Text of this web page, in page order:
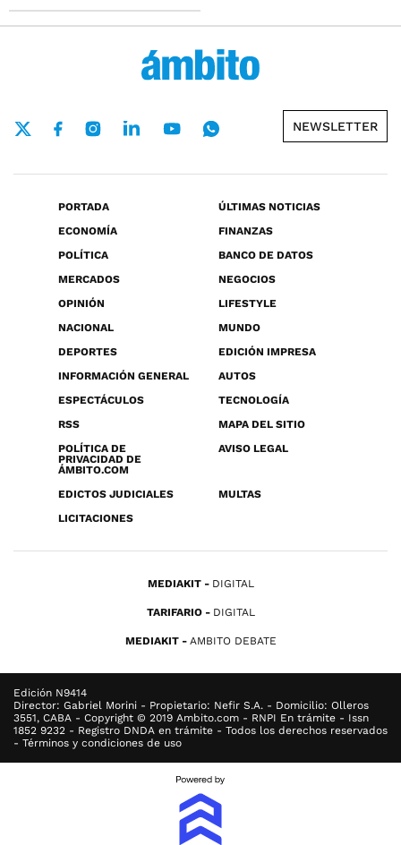
NEWSLETTER
PORTADA
ÚLTIMAS NOTICIAS
ECONOMÍA
FINANZAS
POLÍTICA
BANCO DE DATOS
MERCADOS
NEGOCIOS
OPINIÓN
LIFESTYLE
NACIONAL
MUNDO
DEPORTES
EDICIÓN IMPRESA
INFORMACIÓN GENERAL
AUTOS
ESPECTÁCULOS
TECNOLOGÍA
RSS
MAPA DEL SITIO
POLÍTICA DE
PRIVACIDAD DE
ÁMBITO.COM
AVISO LEGAL
EDICTOS JUDICIALES
MULTAS
LICITACIONES
MEDIAKIT DIGITAL
TARIFARIO DIGITAL
MEDIAKIT AMBITO DEBATE
Edición N9414
Director: Gabriel Morini - Propietario: Nefir S.A. - Domicilio: Olleros
3551, CABA - Copyright © 2019 Ambito.com - RNPI En trámite - Issn
1852 9232 - Registro DNDA en trámite - Todos los derechos reservados
- Términos y condiciones de uso